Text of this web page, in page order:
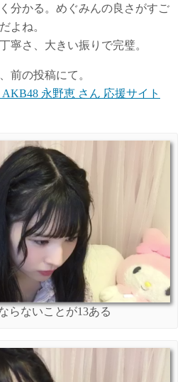
分かる。めぐみんの良さがすご
よね。
寧さ、大きい振りで完璧。
前の投稿にて。
AKB48 永野恵 さん 応援サイト
らないことが13ある